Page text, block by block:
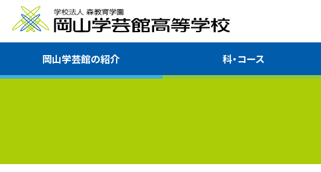
岡山学芸館の紹介 科・コース